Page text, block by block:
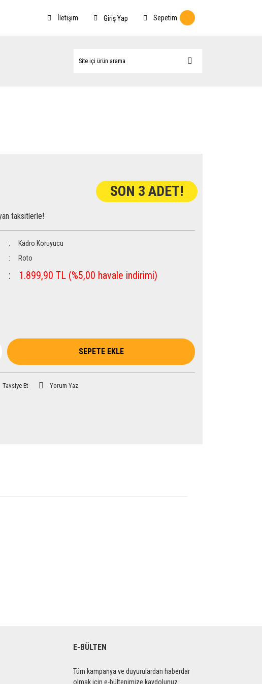
İletişim Giriş Yap Sepetim
SON 3 ADET!
taksitlerle!
Kadro Koruyucu
Roto
1.899,90 TL (%5,00 havale indirimi)
SEPETE EKLE
Tavsiye Et Yorum Yaz
E-BÜLTEN
Tüm kampanya ve duyurulardan haberdar
olmak için e-bültenimize kaydolunuz.